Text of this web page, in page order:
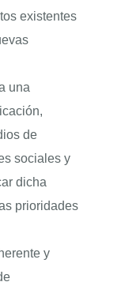
existentes
una
de
sociales y
dicha
prioridades
y